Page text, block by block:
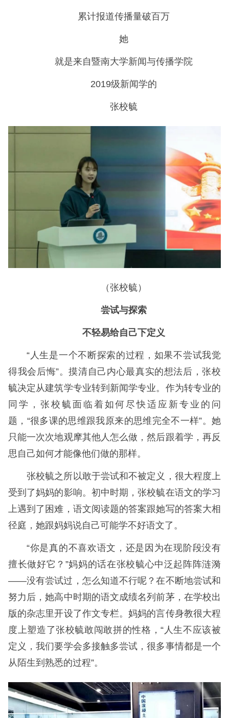
累计报道传播量破百万
她
就是来自暨南大学新闻与传播学院
2019级新闻学的
张校毓
（张校毓）
尝试与探索
不轻易给自己下定义
“人生是一个不断探索的过程，如果不尝试我觉
得我会后悔”。摸清自己内心最真实的想法后，张校
毓决定从建筑学专业转到新闻学专业。作为转专业的
同学，张校毓面临着如何尽快适应新专业的问
题，“很多课的思维跟我原来的思维完全不一样”。她
只能一次次地观摩其他人怎么做，然后跟着学，再反
思自己如何才能像他们做的那样。
张校毓之所以敢于尝试和不被定义，很大程度上
受到了妈妈的影响。初中时期，张校毓在语文的学习
上遇到了困难，语文阅读题的答案跟她写的答案大相
径庭，她跟妈妈说自己可能学不好语文了。
“你是真的不喜欢语文，还是因为在现阶段没有
擅长做好它？”妈妈的话在张校毓心中泛起阵阵涟漪
——没有尝试过，怎么知道不行呢？在不断地尝试和
努力后，她高中时期的语文成绩名列前茅，在学校出
版的杂志里开设了作文专栏。妈妈的言传身教很大程
度上塑造了张校毓敢闯敢拼的性格，“人生不应该被
定义，我们要学会多接触多尝试，很多事情都是一个
从陌生到熟悉的过程”。